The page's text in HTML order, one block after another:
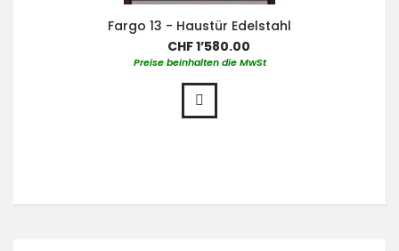
Fargo 13 - Haustür Edelstahl
CHF 1’580.00
Preise beinhalten die MwSt